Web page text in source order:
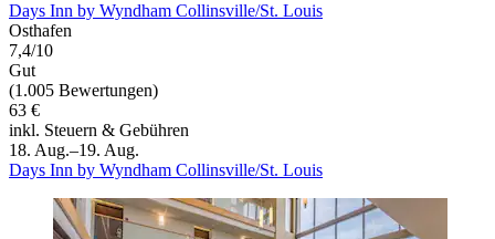
Days Inn by Wyndham Collinsville/St. Louis
Osthafen
7,4/10
Gut
(1.005 Bewertungen)
63 €
inkl. Steuern & Gebühren
18. Aug.–19. Aug.
Days Inn by Wyndham Collinsville/St. Louis